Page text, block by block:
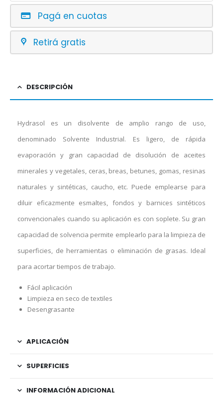
Pagá en cuotas
Retirá gratis
DESCRIPCIÓN
Hydrasol es un disolvente de amplio rango de uso,
denominado Solvente Industrial. Es ligero, de rápida
evaporación y gran capacidad de disolución de aceites
minerales y vegetales, ceras, breas, betunes, gomas, resinas
naturales y sintéticas, caucho, etc. Puede emplearse para
diluir eficazmente esmaltes, fondos y barnices sintéticos
convencionales cuando su aplicación es con soplete. Su gran
capacidad de solvencia permite emplearlo para la limpieza de
superficies, de herramientas o eliminación de grasas. Ideal
para acortar tiempos de trabajo.
Fácil aplicación
Limpieza en seco de textiles
Desengrasante
APLICACIÓN
SUPERFICIES
INFORMACIÓN ADICIONAL